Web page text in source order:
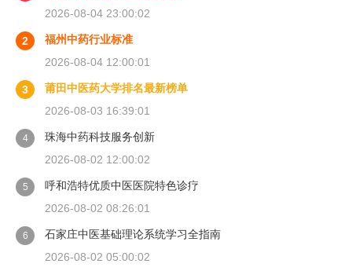
2026-08-04 23:00:02
2
福州中药行业标准
2026-08-04 12:00:01
3
莆田中医药大学排名最新榜单
2026-08-03 16:39:01
4
珠海中药科技服务创新
2026-08-02 12:00:02
5
呼和浩特优质中医医院特色诊疗
2026-08-02 08:26:01
6
石家庄中医基础理论系统学习全指南
2026-08-02 05:00:02